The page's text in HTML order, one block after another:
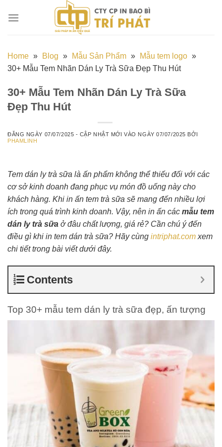
đến
Home » Blog » Mẫu Sản Phẩm » Mẫu tem logo »
30+ Mẫu Tem Nhãn Dán Ly Trà Sữa Đẹp Thu Hút
30+ Mẫu Tem Nhãn Dán Ly Trà Sữa
Đẹp Thu Hút
ĐĂNG NGÀY 07/07/2025 - CẬP NHẬT MỚI VÀO NGÀY07/07/2025 BỞI
PHAMLINH
Tem dán ly trà sữa là ấn phẩm không thể thiếu đối với các
cơ sở kinh doanh đang phục vụ món đồ uống này cho
khách hàng. Khi in ấn tem trà sữa sẽ mang đến nhiều lợi
ích trong quá trình kinh doanh. Vậy, nên in ấn các mẫu tem
dán ly trà sữa ở đâu chất lượng, giá rẻ? Cần chú ý đến
điều gì khi in tem dán trà sữa? Hãy cùng intriphat.com xem
chi tiết trong bài viết dưới đây.
Contents
Top 30+ mẫu tem dán ly trà sữa đẹp, ấn tượng